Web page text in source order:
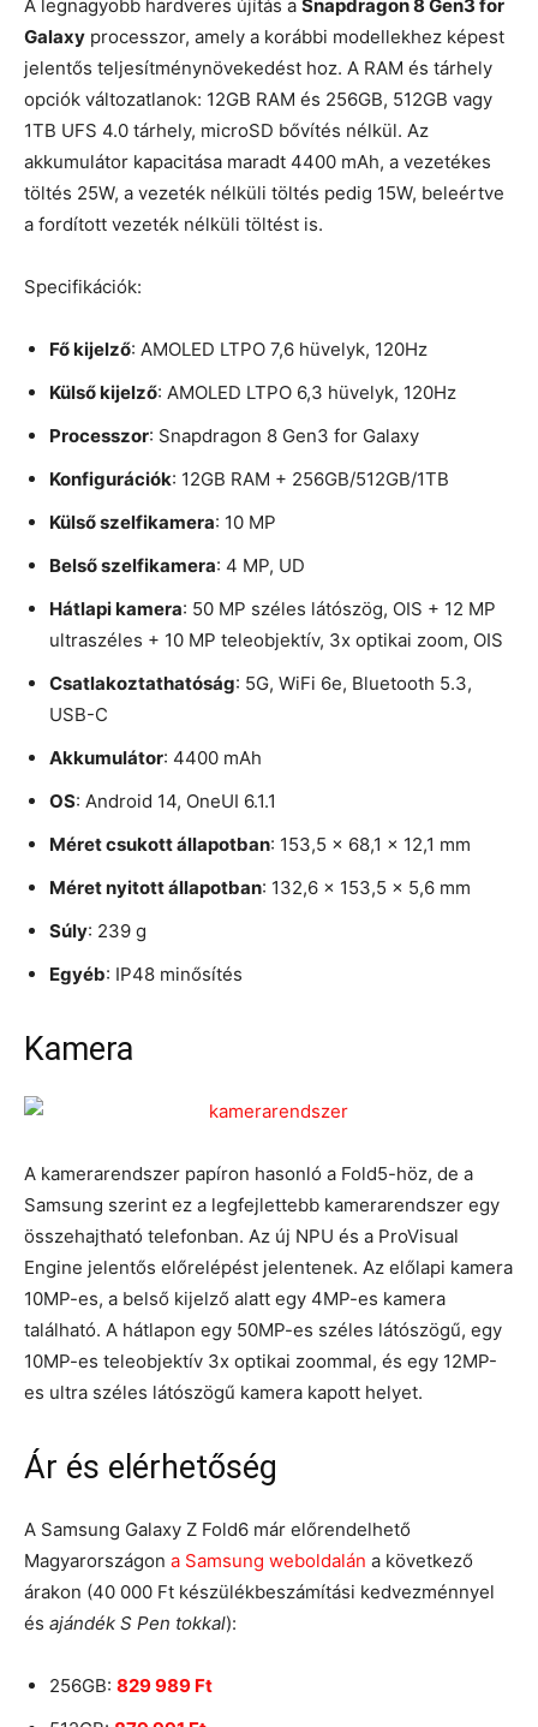
A legnagyobb hardveres újítás a Snapdragon 8 Gen3 for
Galaxy processzor, amely a korábbi modellekhez képest
jelentős teljesítménynövekedést hoz. A RAM és tárhely
opciók változatlanok: 12GB RAM és 256GB, 512GB vagy
1TB UFS 4.0 tárhely, microSD bővítés nélkül. Az
akkumulátor kapacitása maradt 4400 mAh, a vezetékes
töltés 25W, a vezeték nélküli töltés pedig 15W, beleértve
a fordított vezeték nélküli töltést is.
Specifikációk:
Fő kijelző: AMOLED LTPO 7,6 hüvelyk, 120Hz
Külső kijelző: AMOLED LTPO 6,3 hüvelyk, 120Hz
Processzor: Snapdragon 8 Gen3 for Galaxy
Konfigurációk: 12GB RAM + 256GB/512GB/1TB
Külső szelfikamera: 10 MP
Belső szelfikamera: 4 MP, UD
Hátlapi kamera: 50 MP széles látószög, OIS + 12 MP
ultraszéles + 10 MP teleobjektív, 3x optikai zoom, OIS
Csatlakoztathatóság: 5G, WiFi 6e, Bluetooth 5.3,
USB-C
Akkumulátor: 4400 mAh
OS: Android 14, OneUI 6.1.1
Méret csukott állapotban: 153,5 x 68,1 x 12,1 mm
Méret nyitott állapotban: 132,6 x 153,5 x 5,6 mm
Súly: 239 g
Egyéb: IP48 minősítés
Kamera
A kamerarendszer papíron hasonló a Fold5-höz, de a
Samsung szerint ez a legfejlettebb kamerarendszer egy
összehajtható telefonban. Az új NPU és a ProVisual
Engine jelentős előrelépést jelentenek. Az előlapi kamera
10MP-es, a belső kijelző alatt egy 4MP-es kamera
található. A hátlapon egy 50MP-es széles látószögű, egy
10MP-es teleobjektív 3x optikai zoommal, és egy 12MP-
es ultra széles látószögű kamera kapott helyet.
Ár és elérhetőség
A Samsung Galaxy Z Fold6 már előrendelhető
Magyarországon a Samsung weboldalán a következő
árakon (40 000 Ft készülékbeszámítási kedvezménnyel
és ajándék S Pen tokkal):
256GB: 829 989 Ft